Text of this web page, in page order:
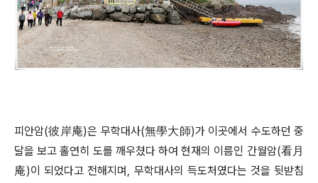
피안암(彼岸庵)은 무학대사(無學大師)가 이곳에서 수도하던 중
달을 보고 홀연히 도를 깨우쳤다 하여 현재의 이름인 간월암(看月
庵)이 되었다고 전해지며, 무학대사의 득도처였다는 것을 뒷받침